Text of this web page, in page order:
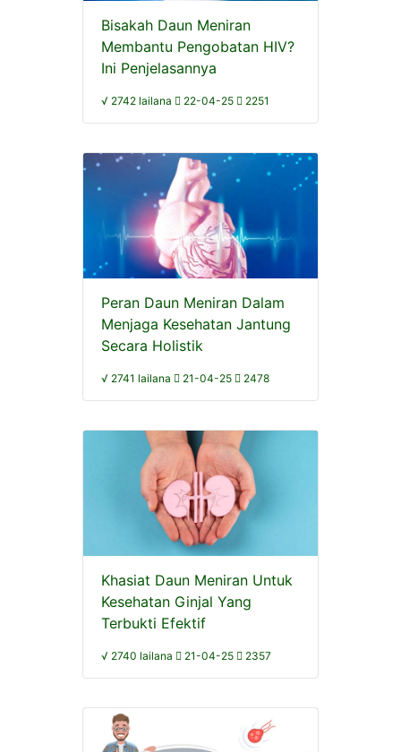
Bisakah Daun Meniran
Membantu Pengobatan HIV?
Ini Penjelasannya
√ 2742 lailana 22-04-25 2251
Peran Daun Meniran Dalam
Menjaga Kesehatan Jantung
Secara Holistik
√ 2741 lailana 21-04-25 2478
Khasiat Daun Meniran Untuk
Kesehatan Ginjal Yang
Terbukti Efektif
√ 2740 lailana 21-04-25 2357